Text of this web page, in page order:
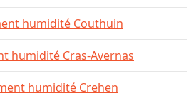
humidité Couthuin
humidité Cras-Avernas
humidité Crehen